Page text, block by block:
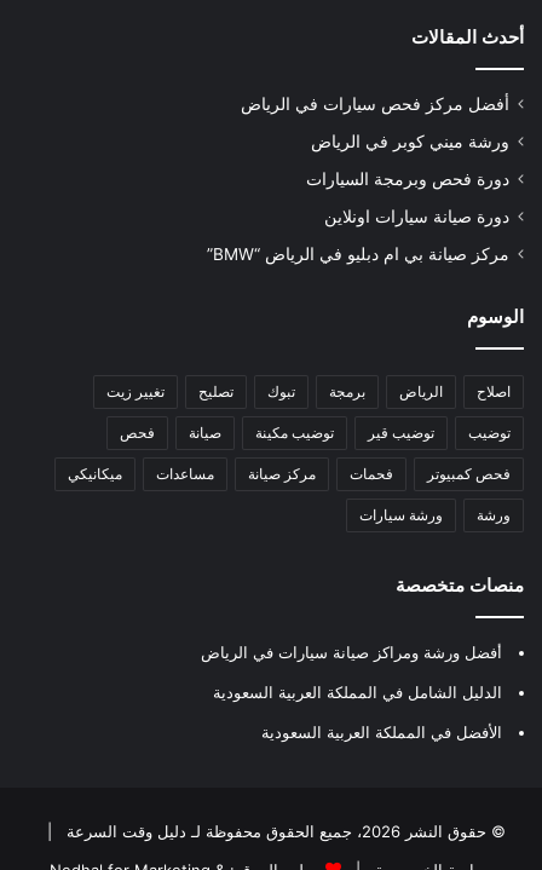
أحدث المقالات
أفضل مركز فحص سيارات في الرياض
ورشة ميني كوبر في الرياض
دورة فحص وبرمجة السيارات
دورة صيانة سيارات اونلاين
مركز صيانة بي ام دبليو في الرياض “BMW”
الوسوم
اصلاح الرياض برمجة تبوك تصليح تغيير زيت
توضيب توضيب قير توضيب مكينة صيانة فحص
فحص كمبيوتر فحمات مركز صيانة مساعدات ميكانيكي
ورشة ورشة سيارات
منصات متخصصة
أفضل ورشة ومراكز صيانة سيارات في الرياض
الدليل الشامل في المملكة العربية السعودية
الأفضل في المملكة العربية السعودية
© حقوق النشر 2026، جميع الحقوق محفوظة لـ دليل وقت السرعة